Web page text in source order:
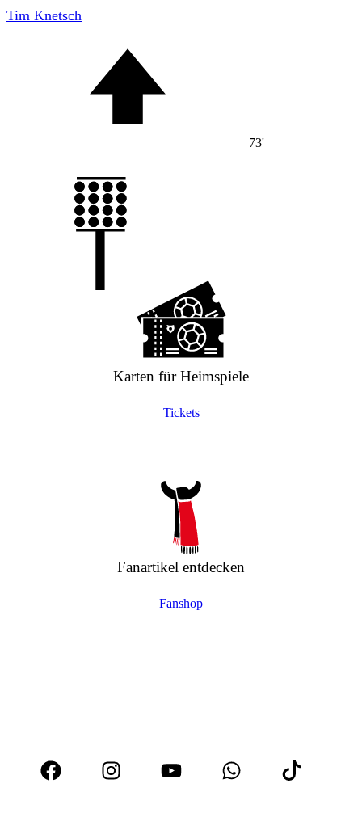
Tim Knetsch
73'
Karten für Heimspiele
Tickets
Fanartikel entdecken
Fanshop